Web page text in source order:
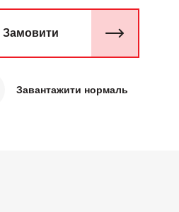
Замовити
Завантажити нормаль